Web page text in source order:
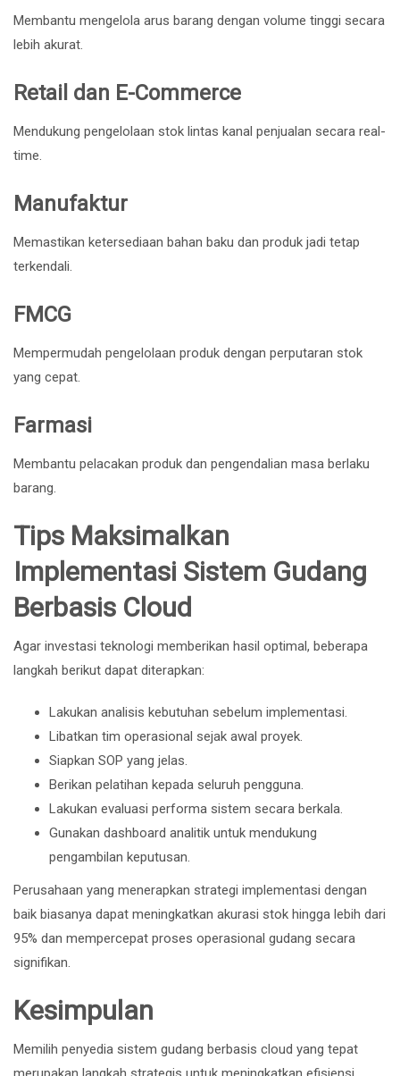
Membantu mengelola arus barang dengan volume tinggi secara
lebih akurat.
Retail dan E-Commerce
Mendukung pengelolaan stok lintas kanal penjualan secara real-
time.
Manufaktur
Memastikan ketersediaan bahan baku dan produk jadi tetap
terkendali.
FMCG
Mempermudah pengelolaan produk dengan perputaran stok
yang cepat.
Farmasi
Membantu pelacakan produk dan pengendalian masa berlaku
barang.
Tips Maksimalkan
Implementasi Sistem Gudang
Berbasis Cloud
Agar investasi teknologi memberikan hasil optimal, beberapa
langkah berikut dapat diterapkan:
Lakukan analisis kebutuhan sebelum implementasi.
Libatkan tim operasional sejak awal proyek.
Siapkan SOP yang jelas.
Berikan pelatihan kepada seluruh pengguna.
Lakukan evaluasi performa sistem secara berkala.
Gunakan dashboard analitik untuk mendukung
pengambilan keputusan.
Perusahaan yang menerapkan strategi implementasi dengan
baik biasanya dapat meningkatkan akurasi stok hingga lebih dari
95% dan mempercepat proses operasional gudang secara
signifikan.
Kesimpulan
Memilih penyedia sistem gudang berbasis cloud yang tepat